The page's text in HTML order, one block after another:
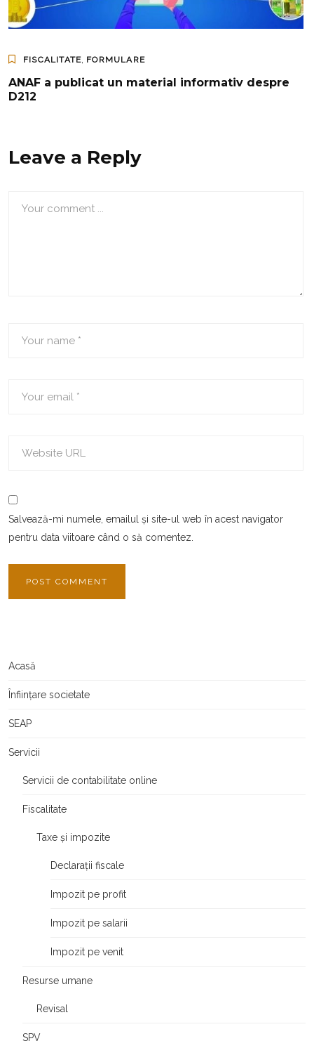
FISCALITATE FORMULARE
ANAF a publicat un material informativ despre
D212
Leave a Reply
Salvează-mi numele, emailul și site-ul web în acest navigator
pentru data viitoare când o să comentez.
Acasă
Înființare societate
SEAP
Servicii
Servicii de contabilitate online
Fiscalitate
Taxe și impozite
Declarații fiscale
Impozit pe profit
Impozit pe salarii
Impozit pe venit
Resurse umane
Revisal
SPV